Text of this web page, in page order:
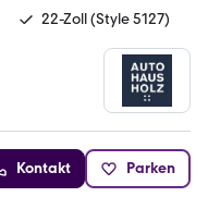
22-Zoll (Style 5127)
Kontakt Parken